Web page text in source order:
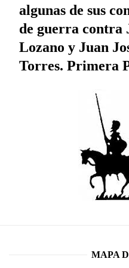
algunas de sus
de guerra contra
Lozano y Juan
Torres. Primera
MAPA